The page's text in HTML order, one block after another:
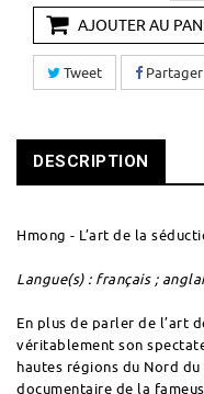
AJOUTER AU
Tweet Partager
DESCRIPTION
Hmong - L’art de la
Langue(s) : français ;
En plus de parler de l’art
véritablement son
hautes régions du Nord
documentaire de la